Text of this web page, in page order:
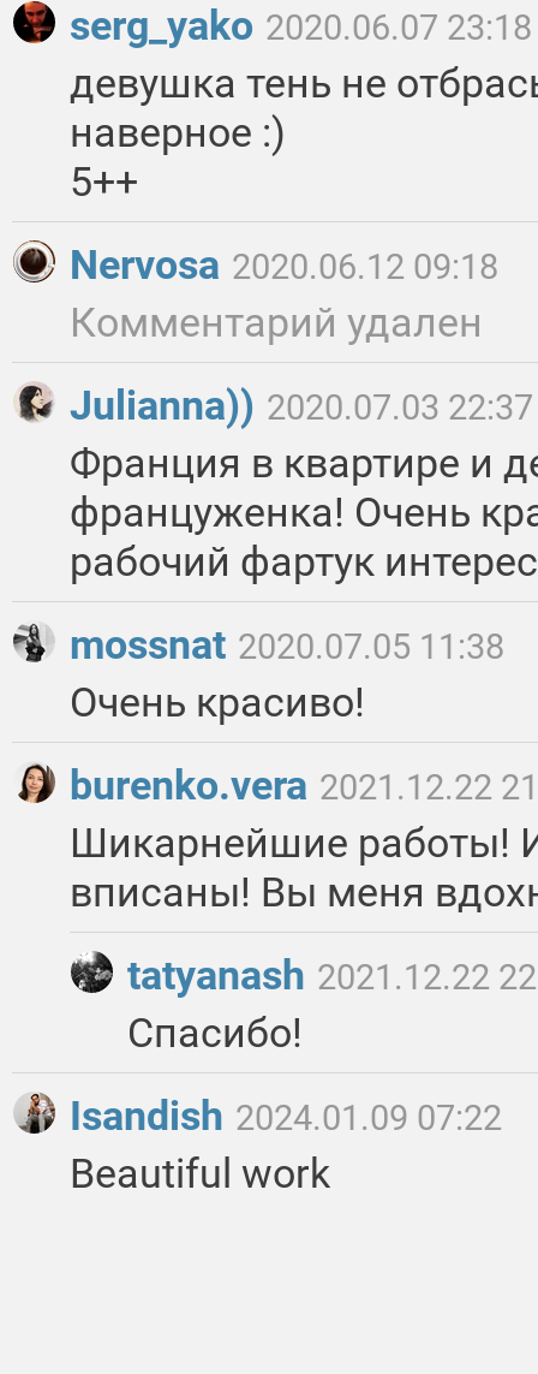
serg_yako 2020.06.07 23:18
девушка тень не
наверное :)
5++
Nervosa 2020.06.12 09:18
Комментарий удален
Julianna)) 2020.07.03 22:37
Франция в квартире и
француженка! Очень
рабочий фартук
mossnat 2020.07.05 11:38
Очень красиво!
burenko.vera 2021.12.22
Шикарнейшие работы!
вписаны! Вы меня
tatyanash 2021.12.22
Спасибо!
Isandish 2024.01.09 07:22
Beautiful work